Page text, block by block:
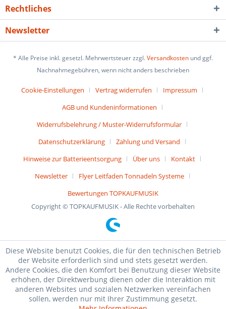
Rechtliches
Newsletter
* Alle Preise inkl. gesetzl. Mehrwertsteuer zzgl.Versandkosten und ggf.
Nachnahmegebühren, wenn nicht anders beschrieben
Cookie-Einstellungen Vertrag widerrufen
Impressum
AGB und Kundeninformationen
Widerrufsbelehrung / Muster-Widerrufsformular
Datenschutzerklärung
Zahlung und Versand
Hinweise zur Batterieentsorgung
Über uns
Kontakt
Newsletter
Flyer Leitfaden Tonnadeln Systeme
Bewertungen TOPKAUFMUSIK
Copyright © TOPKAUFMUSIK - Alle Rechte vorbehalten
Diese Website benutzt Cookies, die für den technischen Betrieb
der Website erforderlich sind und stets gesetzt werden.
Andere Cookies, die den Komfort bei Benutzung dieser Website
erhöhen, der Direktwerbung dienen oder die Interaktion mit
anderen Websites und sozialen Netzwerken vereinfachen
sollen, werden nur mit Ihrer Zustimmung gesetzt.